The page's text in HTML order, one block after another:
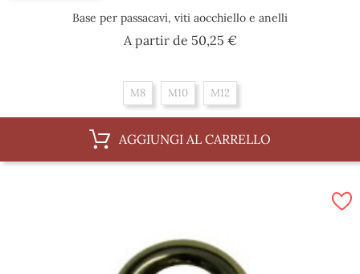
Base per passacavi, viti aocchiello e anelli
A partir de 50,25 €Prezzo
M8 M10 M12
AGGIUNGI AL CARRELLO